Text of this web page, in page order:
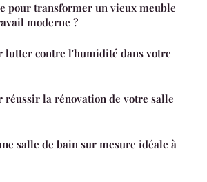
pour transformer un vieux meuble
moderne ?
lutter contre l'humidité dans votre
réussir la rénovation de votre salle
salle de bain sur mesure idéale à